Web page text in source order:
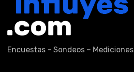
Encuestas - Sondeos – Mediciones